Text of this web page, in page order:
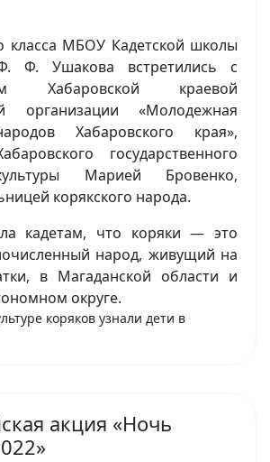
класса МБОУ Кадетской школы
Ушакова встретились с
Хабаровской краевой
организации «Молодежная
Хабаровского края»,
государственного
Марией Бровенко,
корякского народа.
кадетам, что коряки — это
народ, живущий на
в Магаданской области и
округе.
коряков узнали дети в
акция «Ночь